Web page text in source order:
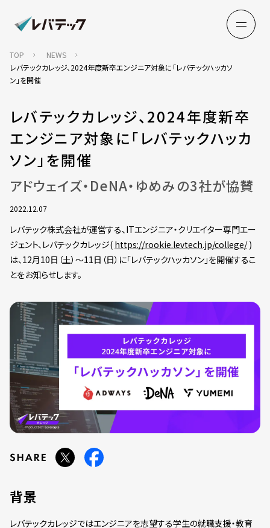
TOP
NEWS
レバテックカレッジ、2024年度新卒エンジニア対象に「レバテックハッカソ
ン」を開催
レバテックカレッジ、2024年度新卒
エンジニア対象に「レバテックハッカ
ソン」を開催
アドウェイズ・DeNA・ゆめみの3社が協賛
2022.12.07
レバテック株式会社が運営する、ITエンジニア・クリエイター専門エー
ジェント、レバテックカレッジ( https://rookie.levtech.jp/college/)
は、12月10日（土）～11日（日）に「レバテックハッカソン」を開催するこ
とをお知らせします。
背景
レバテックカレッジではエンジニアを志望する学生の就職支援・教育